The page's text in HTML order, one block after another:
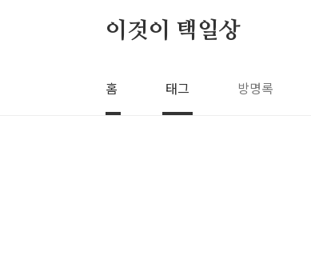
이것이 택일상
홈 태그 방명록